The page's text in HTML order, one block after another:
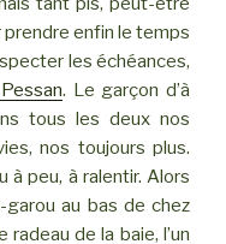
prendre enfin le temps
les échéances,
. Le garçon d’à
tous les deux nos
nos toujours plus.
à peu, à ralentir. Alors
garou au bas de chez
de la baie, l’un